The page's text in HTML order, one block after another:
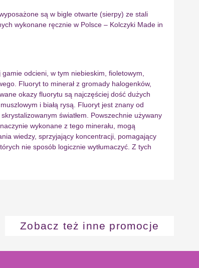
są w bigle otwarte (sierpy) ze stali
wykonane ręcznie w Polsce – Kolczyki Made in
odcieni, w tym niebieskim, fioletowym,
Fluoryt to minerał z gromady halogenków,
okazy fluorytu są najczęściej dość dużych
i białą rysą. Fluoryt jest znany od
światłem. Powszechnie używany
wykonane z tego minerału, mogą
wiedzy, sprzyjający koncentracji, pomagający
nie sposób logicznie wytłumaczyć. Z tych
Zobacz też inne promocje